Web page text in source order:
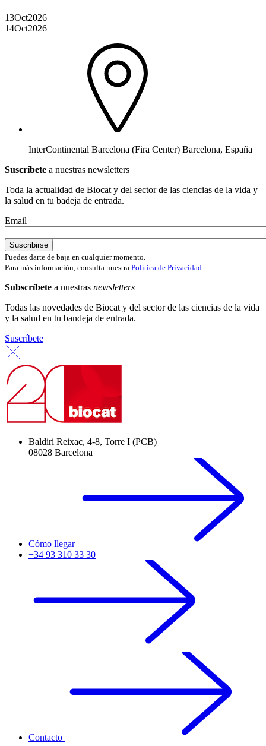
13Oct2026
14Oct2026
InterContinental Barcelona (Fira Center) Barcelona, España
Suscríbete a nuestras newsletters
Toda la actualidad de Biocat y del sector de las ciencias de la vida y
la salud en tu badeja de entrada.
Email
Puedes darte de baja en cualquier momento.
Para más información, consulta nuestra Política de Privacidad
Subscríbete a nuestras newsletters
Todas las novedades de Biocat y del sector de las ciencias de la vida
y la salud en tu bandeja de entrada.
Suscríbete
Baldiri Reixac, 4-8, Torre I (PCB)
08028 Barcelona
Cómo llegar
+34 93 310 33 30
Contacto